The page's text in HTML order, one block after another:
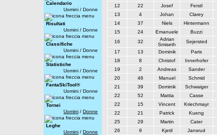
Calendario
Uomini / Donne
Risultati
Uomini / Donne
Classifiche
Uomini / Donne
Statistiche
Uomini / Donne
FantaSkiTool®
Uomini / Donne
Tornei
Uomini / Donne
Leghe
Uomini / Donne
12
22 Josef
Ferstl
13
4 Johan
Clarey
14
37 Niels
Hintermann
15
24 Emanuele
Buzzi
16
32
Adrian
Smiseth
Sejersted
17
13 Dominik
Paris
18
8 Christof
Innerhofer
19
2 Andreas
Sander
20
46 Manuel
Schmid
21
39 Dominik
Schwaiger
22
52 Mattia
Casse
22
15 Vincent
Kriechmayr
22
21 Patrick
Kueng
25
29 Martin
Cater
26
9 Kjetil
Jansrud